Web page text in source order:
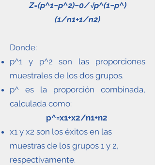
Z=(p^1−p^2)−0/√p^(1−p^)
(1/n1+1/n2)
Donde:
p^1 y p^2 son las proporciones
muestrales de los dos grupos.
p^ es la proporción combinada,
calculada como:
p^=x1+x2/n1+n2
x1 y x2 son los éxitos en las
muestras de los grupos 1 y 2,
respectivamente.